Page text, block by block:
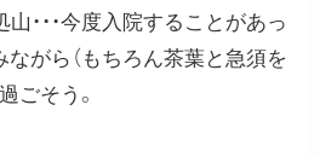
・・・今度入院することがあっ
がら（もちろん茶葉と急須を
ごそう。